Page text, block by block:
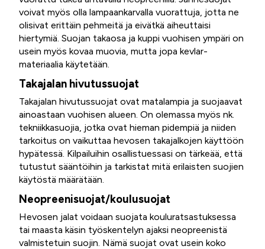
voivat myös olla lampaankarvalla vuorattuja, jotta ne
olisivat erittäin pehmeitä ja eivätkä aiheuttaisi
hiertymiä. Suojan takaosa ja kuppi vuohisen ympäri on
usein myös kovaa muovia, mutta jopa kevlar-
materiaalia käytetään.
Takajalan hivutussuojat
Takajalan hivutussuojat ovat matalampia ja suojaavat
ainoastaan vuohisen alueen. On olemassa myös nk.
tekniikkasuojia, jotka ovat hieman pidempiä ja niiden
tarkoitus on vaikuttaa hevosen takajalkojen käyttöön
hypätessä. Kilpailuihin osallistuessasi on tärkeää, että
tutustut sääntöihin ja tarkistat mitä erilaisten suojien
käytöstä määrätään.
Neopreenisuojat/koulusuojat
Hevosen jalat voidaan suojata kouluratsastuksessa
tai maasta käsin työskentelyn ajaksi neopreenistä
valmistetuin suojin. Nämä suojat ovat usein koko